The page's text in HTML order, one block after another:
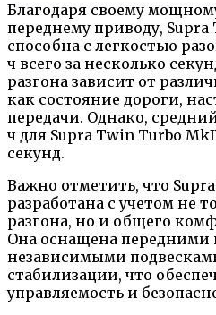
Благодаря своему
переднему приводу,
способна с легкостью
ч всего за несколько
разгона зависит от
как состояние дороги,
передачи. Однако,
ч для Supra Twin Turbo
секунд.
Важно отметить, что
разработана с учетом не
разгона, но и общего
Она оснащена передними
независимыми
стабилизации, что
управляемость и